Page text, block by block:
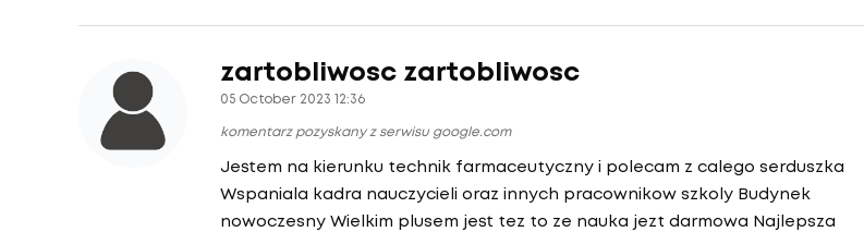
zartobliwosc zartobliwosc
05 October 2023 12:36
komentarz pozyskany z serwisu google.com
Jestem na kierunku technik farmaceutyczny i polecam z calego serduszka
Wspaniala kadra nauczycieli oraz innych pracownikow szkoly Budynek
nowoczesny Wielkim plusem jest tez to ze nauka jezt darmowa Najlepsza